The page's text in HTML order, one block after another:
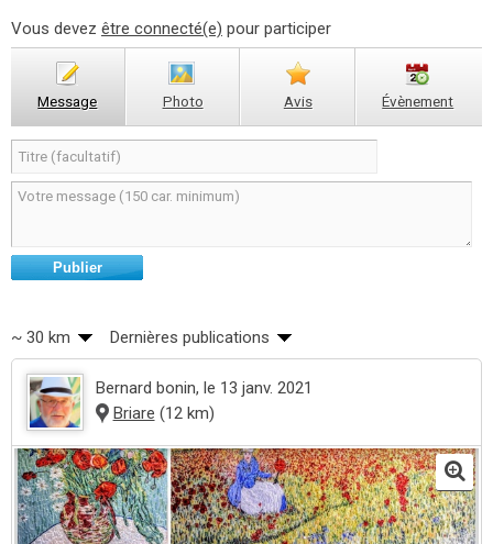
Vous devez être connecté(e) pour participer
Message Photo Avis Évènement
Publier
~ 30 km Dernières publications
Bernard bonin, le 13 janv. 2021
Briare (12 km)